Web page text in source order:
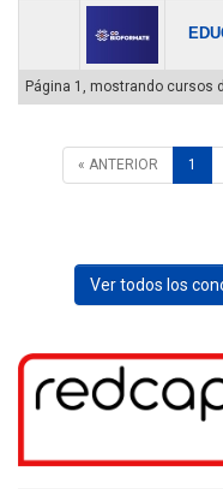
Página 1, mostrando cursos
« ANTERIOR 1
Ver todos los